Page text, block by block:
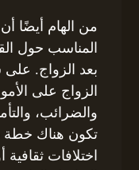
من الهام أيضًا
المناسب حول
بعد الزواج. على
الزواج على
والضرائب،
تكون هناك خطة
اختلافات